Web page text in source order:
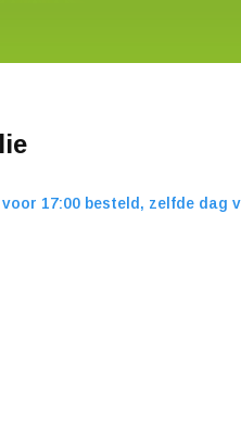
17:00 besteld, zelfde dag